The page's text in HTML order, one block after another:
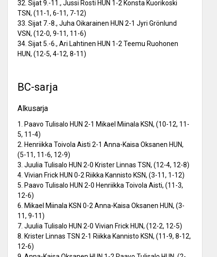
32. Sijat 9.-11., Jussi Rosti HUN 1-2 Konsta Kuorikoski
TSN, (11-1, 6-11, 7-12)
33. Sijat 7.-8., Juha Oikarainen HUN 2-1 Jyri Grönlund
VSN, (12-0, 9-11, 11-6)
34. Sijat 5.-6., Ari Lahtinen HUN 1-2 Teemu Ruohonen
HUN, (12-5, 4-12, 8-11)
BC-sarja
Alkusarja
1. Paavo Tulisalo HUN 2-1 Mikael Miinala KSN, (10-12, 11-
5, 11-4)
2. Henriikka Toivola Aisti 2-1 Anna-Kaisa Oksanen HUN,
(5-11, 11-6, 12-9)
3. Juulia Tulisalo HUN 2-0 Krister Linnas TSN, (12-4, 12-8)
4. Vivian Frick HUN 0-2 Riikka Kannisto KSN, (3-11, 1-12)
5. Paavo Tulisalo HUN 2-0 Henriikka Toivola Aisti, (11-3,
12-6)
6. Mikael Miinala KSN 0-2 Anna-Kaisa Oksanen HUN, (3-
11, 9-11)
7. Juulia Tulisalo HUN 2-0 Vivian Frick HUN, (12-2, 12-5)
8. Krister Linnas TSN 2-1 Riikka Kannisto KSN, (11-9, 8-12,
12-6)